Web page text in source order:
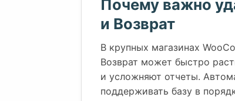
Почему важно
и Возврат
В крупных магазинах
Возврат может быстро
и усложняют отчеты.
поддерживать базу в